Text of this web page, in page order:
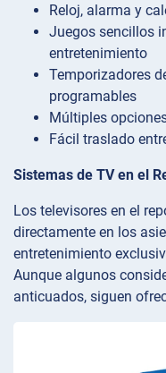
Reloj, alarma y
Juegos sencillos
entretenimiento
Temporizadores
programables
Múltiples
Fácil traslado
Sistemas de TV en el
Los televisores en el
directamente en los
entretenimiento
Aunque algunos
anticuados, siguen